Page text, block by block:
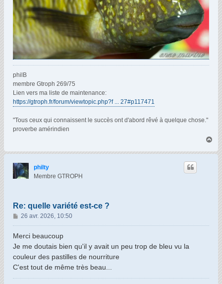
philB
membre Gtroph 269/75
Lien vers ma liste de maintenance:
https://gtroph.fr/forum/viewtopic.php?f ... 27#p117471
"Tous ceux qui connaissent le succès ont d'abord rêvé à quelque chose."
proverbe amérindien
u
philty
Membre GTROPH
Re: quelle variété est-ce ?
M
e
s
g
e
26 avr. 2026, 10:50
Merci beaucoup
Je me doutais bien qu'il y avait un peu trop de bleu vu la
couleur des pastilles de nourriture
C'est tout de même très beau...